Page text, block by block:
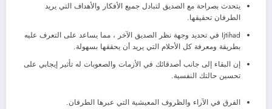
يتحدث بصراحة مع الصديق لتبادل جميع الأفكار والأهداف التي يريد
الطرفان تحقيقها.
Ijtihad في تحديد وجهة نظر الصديق الآخر ، مما يساعد على التعرف عليه
بطريقة ومعرفة كل الأحلام التي يريد أن يحققها بسهولة.
إن البقاء إلى جانب أصدقائك في الأزمات والصعوبات له تأثير إيجابي على
تحسين حالتك النفسية.
الفرق في الآراء والظروف المعيشية التي عبرها الطرفان.